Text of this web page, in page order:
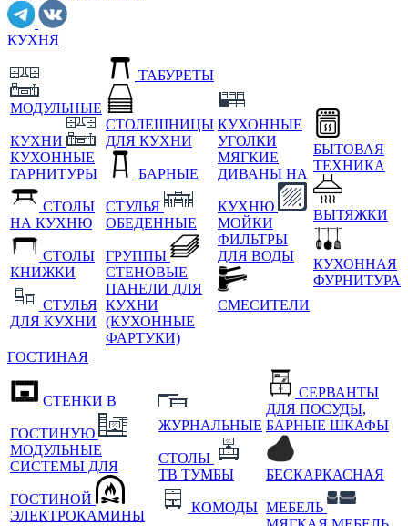
КУХНЯ
МОДУЛЬНЫЕ
КУХНИ
КУХОННЫЕ
ГАРНИТУРЫ
СТОЛЫ
НА КУХНЮ
СТОЛЫ
КНИЖКИ
СТУЛЬЯ
ДЛЯ КУХНИ
ТАБУРЕТЫ
СТОЛЕШНИЦЫ
ДЛЯ КУХНИ
БАРНЫЕ
СТУЛЬЯ
ОБЕДЕННЫЕ
ГРУППЫ
СТЕНОВЫЕ
ПАНЕЛИ ДЛЯ
КУХНИ
(КУХОННЫЕ
ФАРТУКИ)
КУХОННЫЕ
УГОЛКИ
МЯГКИЕ
ДИВАНЫ НА
КУХНЮ
МОЙКИ
ФИЛЬТРЫ
ДЛЯ ВОДЫ
СМЕСИТЕЛИ
БЫТОВАЯ
ТЕХНИКА
ВЫТЯЖКИ
КУХОННАЯ
ФУРНИТУРА
ГОСТИНАЯ
СТЕНКИ В
ГОСТИНУЮ
МОДУЛЬНЫЕ
СИСТЕМЫ ДЛЯ
ГОСТИНОЙ
ЭЛЕКТРОКАМИНЫ
ЖУРНАЛЬНЫЕ
СТОЛЫ
ТВ ТУМБЫ
КОМОДЫ
СЕРВАНТЫ
ДЛЯ ПОСУДЫ,
БАРНЫЕ ШКАФЫ
БЕСКАРКАСНАЯ
МЕБЕЛЬ